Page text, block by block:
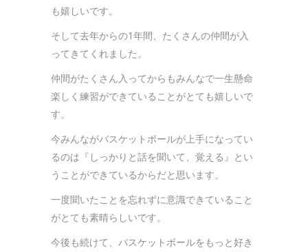
も嬉しいです。
そして去年からの1年間、たくさんの仲間が入
ってきてくれました。
仲間がたくさん入ってからもみんなで一生懸命
楽しく練習ができていることがとても嬉しいで
す。
今みんながバスケットボールが上手になってい
るのは『しっかりと話を聞いて、覚える』とい
うことができているからだと思います。
一度聞いたことを忘れずに意識できていること
がとても素晴らしいです。
今後も続けて、バスケットボールをもっと好き